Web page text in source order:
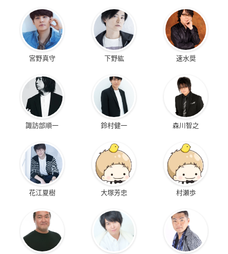
宮野真守 下野紘 速水奨
諏訪部順一 鈴村健一 森川智之
花江夏樹 大塚芳忠 村瀬歩